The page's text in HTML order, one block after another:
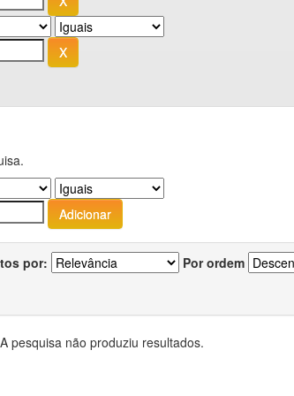
por: Por ordem
A pesquisa não produziu resultados.